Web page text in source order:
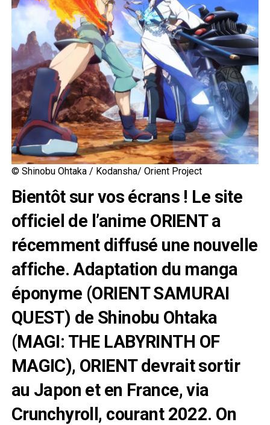
© Shinobu Ohtaka / Kodansha/ Orient Project
Bientôt sur vos écrans ! Le site
officiel de l’anime ORIENT a
récemment diffusé une nouvelle
affiche. Adaptation du manga
éponyme (ORIENT SAMURAI
QUEST) de Shinobu Ohtaka
(MAGI: THE LABYRINTH OF
MAGIC), ORIENT devrait sortir
au Japon et en France, via
Crunchyroll, courant 2022. On